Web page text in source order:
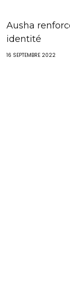
Ausha
identité
16 SEPTEMBRE 2022